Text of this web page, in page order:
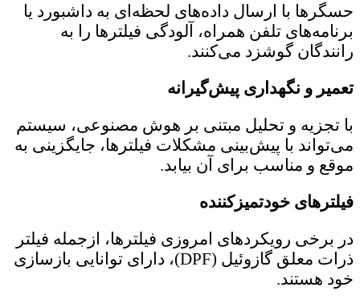
حسگرها با ارسال داده‌های لحظه‌ای ‌به داشبورد یا
برنامه‌های تلفن همراه، آلودگی فیلترها را به
رانندگان گوشزد می‌کنند.
تعمیر و نگهداری پیش‌گیرانه
با تجزیه و تحلیل مبتنی بر هوش مصنوعی، سیستم
می‌تواند با پیش‌بینی مشکلات فیلترها، جایگزینی به
موقع و مناسب برای آن بیابد.
فیلترهای خودتمیزکننده
در برخی رویکردهای امروزی فیلترها، ازجمله فیلتر
ذرات معلق گازوئیل (DPF)، دارای توانایی بازسازی
خود هستند.